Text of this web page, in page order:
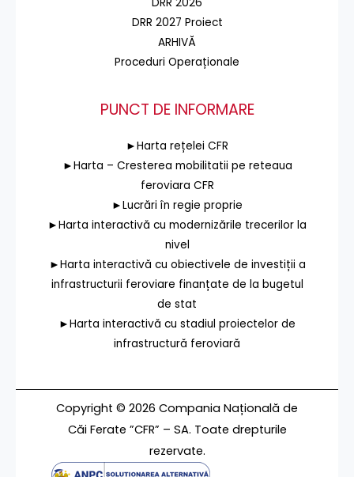
DRR 2026
DRR 2027 Proiect
ARHIVĂ
Proceduri Operaționale
PUNCT DE INFORMARE
►Harta rețelei CFR
►Harta – Cresterea mobilitatii pe reteaua
feroviara CFR
►Lucrări în regie proprie
►Harta interactivă cu modernizările trecerilor la
nivel
►Harta interactivă cu obiectivele de investiții a
infrastructurii feroviare finanțate de la bugetul
de stat
►Harta interactivă cu stadiul proiectelor de
infrastructură feroviară
Copyright © 2026 Compania Națională de
Căi Ferate ”CFR” – SA. Toate drepturile
rezervate.